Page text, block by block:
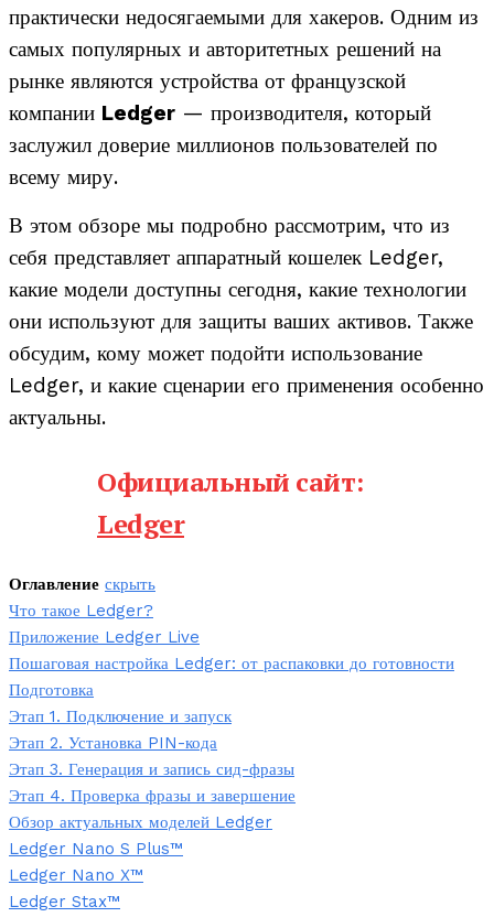
практически недосягаемыми для хакеров. Одним из
самых популярных и авторитетных решений на
рынке являются устройства от французской
компании Ledger — производителя, который
заслужил доверие миллионов пользователей по
всему миру.
В этом обзоре мы подробно рассмотрим, что из
себя представляет аппаратный кошелек Ledger,
какие модели доступны сегодня, какие технологии
они используют для защиты ваших активов. Также
обсудим, кому может подойти использование
Ledger, и какие сценарии его применения особенно
актуальны.
Официальный сайт:
Ledger
Оглавление скрыть
Что такое Ledger?
Приложение Ledger Live
Пошаговая настройка Ledger: от распаковки до готовности
Подготовка
Этап 1. Подключение и запуск
Этап 2. Установка PIN-кода
Этап 3. Генерация и запись сид-фразы
Этап 4. Проверка фразы и завершение
Обзор актуальных моделей Ledger
Ledger Nano S Plus™
Ledger Nano X™
Ledger Stax™